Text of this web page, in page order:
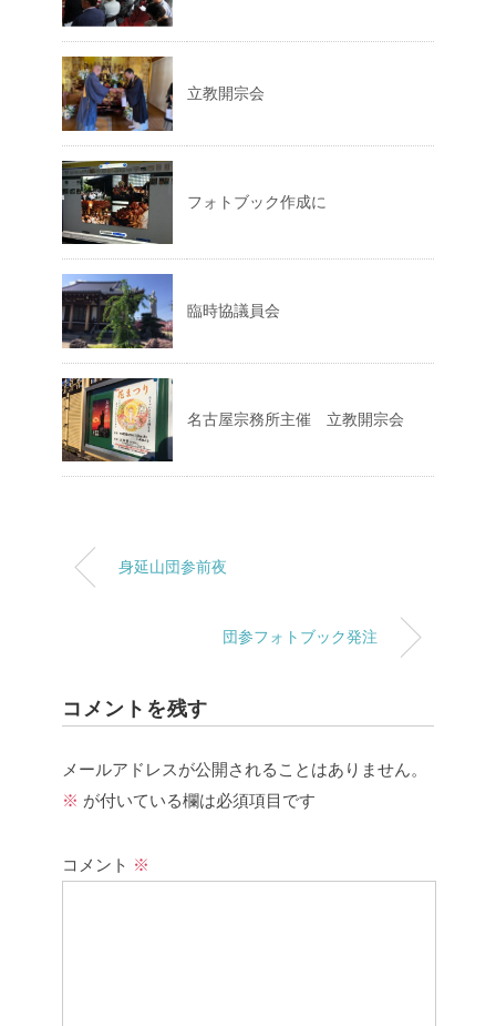
立教開宗会
フォトブック作成に
臨時協議員会
名古屋宗務所主催 立教開宗会
身延山団参前夜
団参フォトブック発注
コメントを残す
メールアドレスが公開されることはありません。
※ が付いている欄は必須項目です
コメント ※